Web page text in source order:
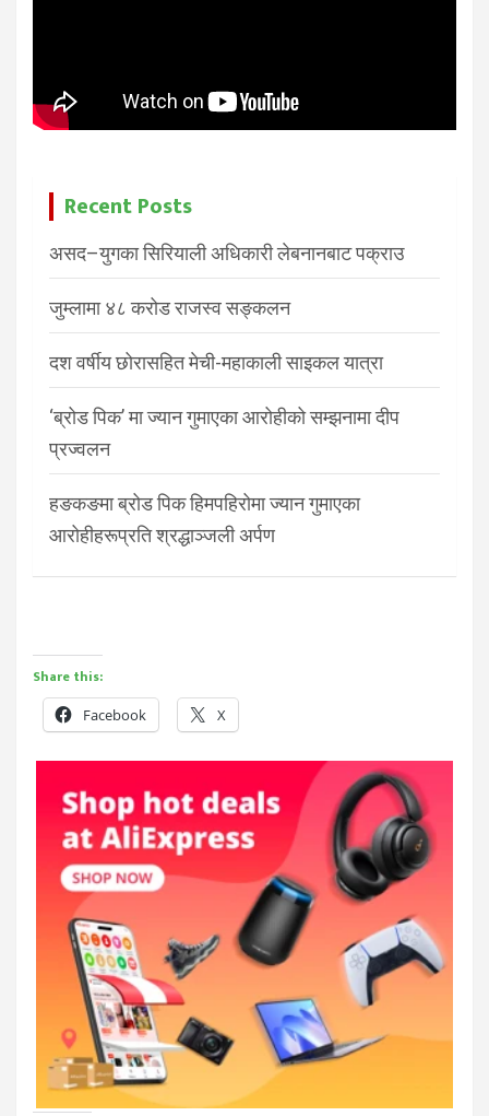
Recent Posts
असद–युगका सिरियाली अधिकारी लेबनानबाट पक्राउ
जुम्लामा ४८ करोड राजस्व सङ्कलन
दश वर्षीय छोरासहित मेची-महाकाली साइकल यात्रा
‘ब्रोड पिक’ मा ज्यान गुमाएका आरोहीको सम्झनामा दीप
प्रज्वलन
हङकङमा ब्रोड पिक हिमपहिरोमा ज्यान गुमाएका
आरोहीहरूप्रति श्रद्धाञ्जली अर्पण
Share this:
Facebook X